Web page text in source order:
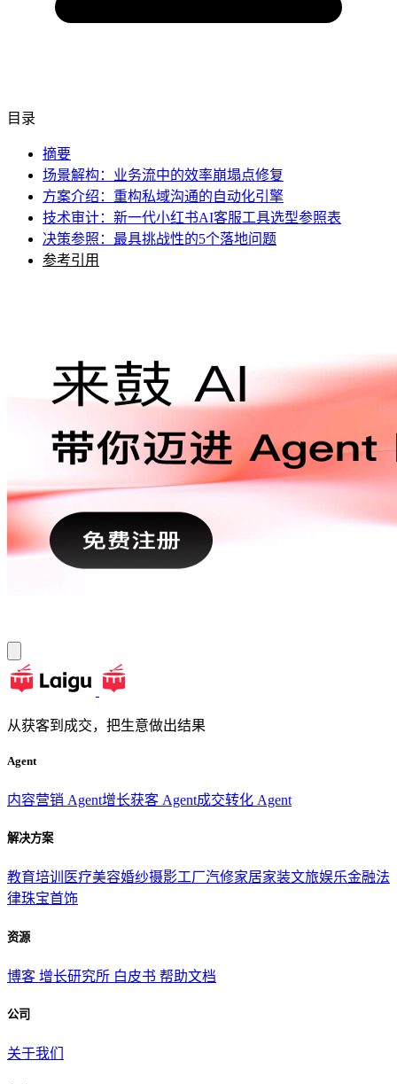
目录
摘要
场景解构：业务流中的效率崩塌点修复
方案介绍：重构私域沟通的自动化引擎
技术审计：新一代小红书AI客服工具选型参照表
决策参照：最具挑战性的5个落地问题
参考引用
从获客到成交，把生意做出结果
Agent
内容营销 Agent增长获客 Agent成交转化 Agent
解决方案
教育培训 医疗美容婚纱摄影工厂汽修家居家装文旅娱乐金融法
律珠宝首饰
资源
博客 增长研究所 白皮书 帮助文档
公司
关于我们